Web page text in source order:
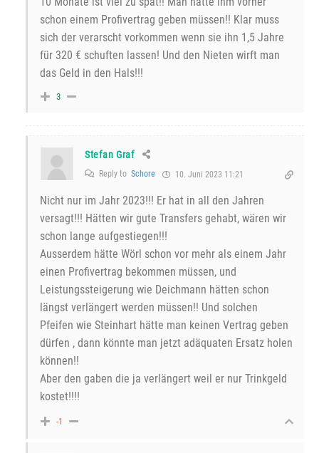
schon einem Profivertrag geben müssen!! Klar muss
sich der verarscht vorkommen wenn sie ihn 1,5 Jahre
für 320 € schuften lassen! Und den Nieten wirft man
das Geld in den Hals!!!
3
Stefan Graf
Reply to Schore 10. Juni 2023 11:21
Nicht nur im Jahr 2023!!! Er hat in all den Jahren
versagt!!! Hätten wir gute Transfers gehabt, wären wir
schon lange aufgestiegen!!!
Ausserdem hätte Wörl schon vor mehr als einem Jahr
einen Profivertrag bekommen müssen, und
Leistungssteigerung wie Deichmann hätten schon
längst verlängert werden müssen!! Und solchen
Pfeifen wie Steinhart hätte man keinen Vertrag geben
dürfen , dann könnte man jetzt adäquaten Ersatz holen
können!!
Aber den gaben die ja verlängert weil er nur Trinkgeld
kostet!!!!
-1